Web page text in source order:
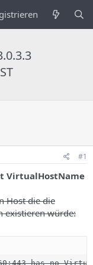
#1
VirtualHostName
Host die die
existieren würde:
has no